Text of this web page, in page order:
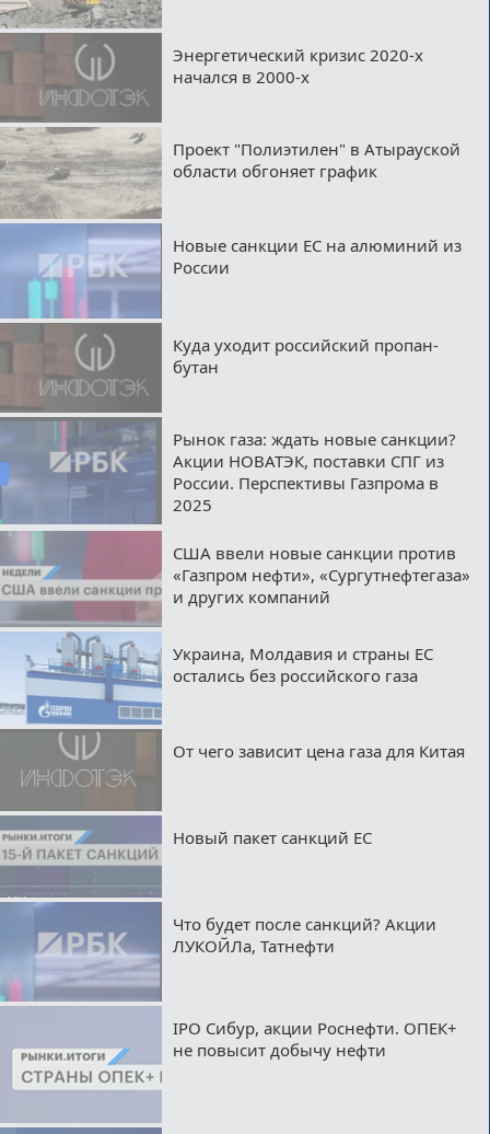
Энергетический кризис 2020-х
начался в 2000-х
Проект "Полиэтилен" в Атырауской
области обгоняет график
Новые санкции ЕС на алюминий из
России
Куда уходит российский пропан-
бутан
Рынок газа: ждать новые санкции?
Акции НОВАТЭК, поставки СПГ из
России. Перспективы Газпрома в
2025
США ввели новые санкции против
«Газпром нефти», «Сургутнефтегаза»
и других компаний
Украина, Молдавия и страны ЕС
остались без российского газа
От чего зависит цена газа для Китая
Новый пакет санкций ЕС
Что будет после санкций? Акции
ЛУКОЙЛа, Татнефти
IPO Сибур, акции Роснефти. ОПЕК+
не повысит добычу нефти